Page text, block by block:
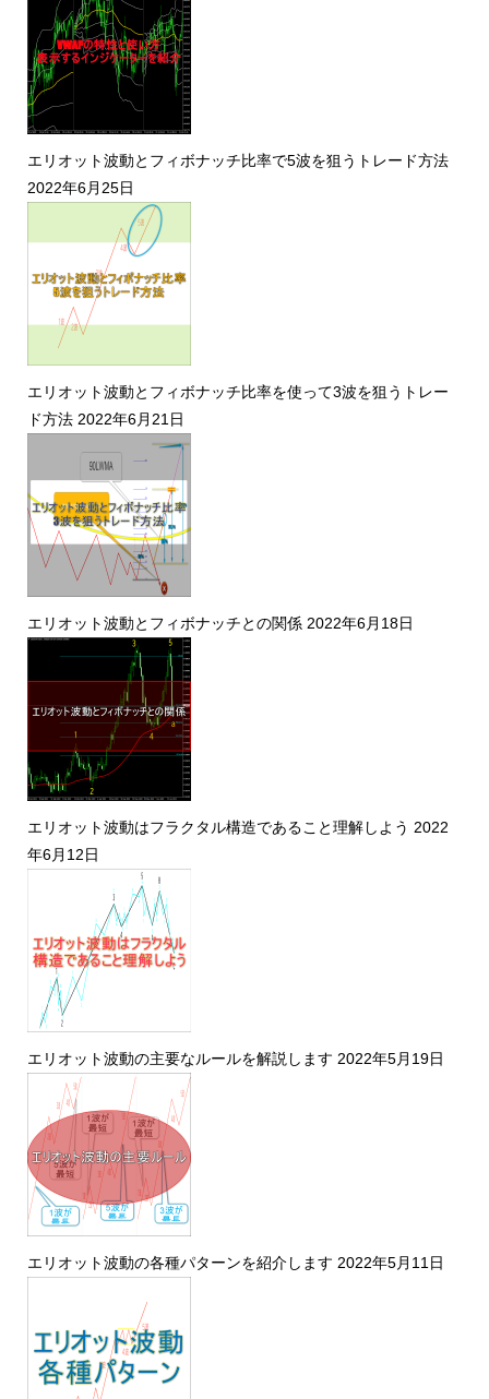
エリオット波動とフィボナッチ比率で5波を狙うトレード方法
2022年6月25日
エリオット波動とフィボナッチ比率を使って3波を狙うトレー
ド方法2022年6月21日
エリオット波動とフィボナッチとの関係2022年6月18日
エリオット波動はフラクタル構造であること理解しよう 2022
年6月12日
エリオット波動の主要なルールを解説します 2022年5月19日
エリオット波動の各種パターンを紹介します 2022年5月11日